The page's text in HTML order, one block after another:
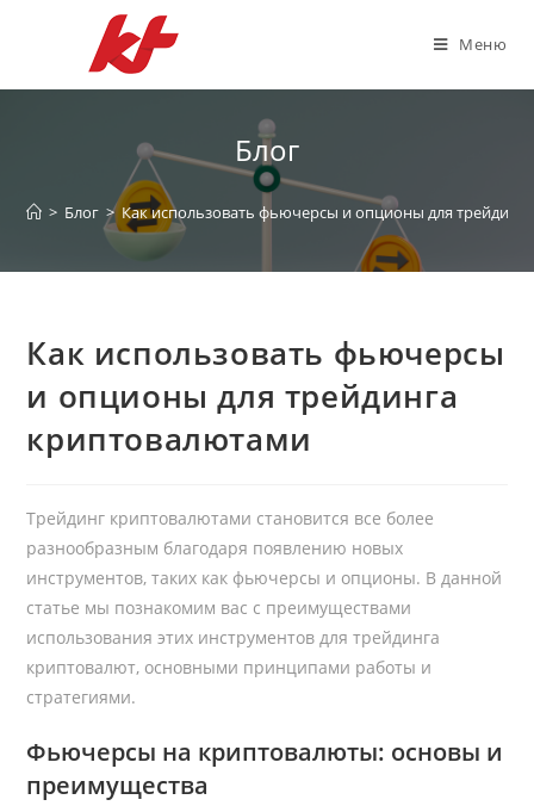
содержимому
Меню
Блог
> Блог > Как использовать фьючерсы и опционы для
Как использовать фьючерсы
и опционы для трейдинга
криптовалютами
Трейдинг криптовалютами становится все более
разнообразным благодаря появлению новых
инструментов, таких как фьючерсы и опционы. В данной
статье мы познакомим вас с преимуществами
использования этих инструментов для трейдинга
криптовалют, основными принципами работы и
стратегиями.
Фьючерсы на криптовалюты: основы и
преимущества